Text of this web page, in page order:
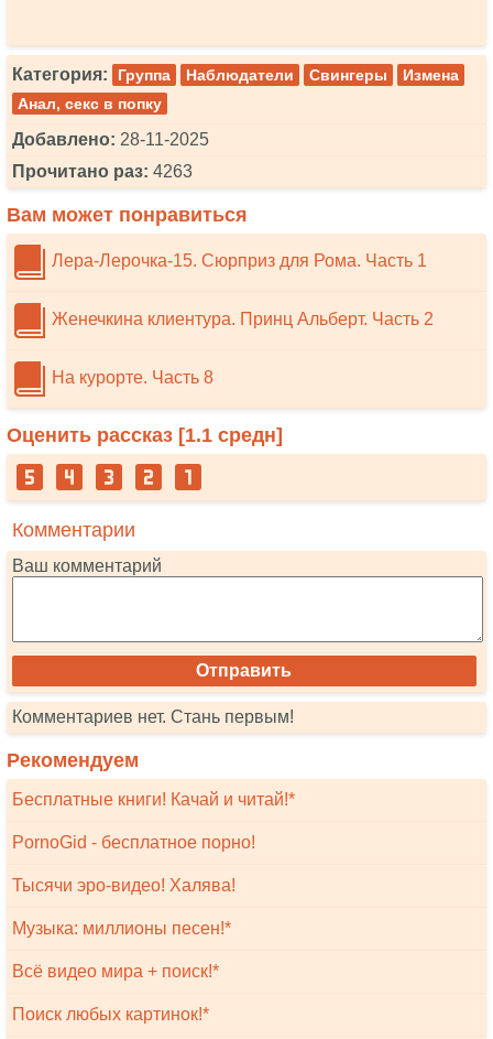
Категория: Группа Наблюдатели Свингеры
Измена
Анал, секс в попку
Добавлено: 28-11-2025
Прочитано раз: 4263
Вам может понравиться
Лера-Лерочка-15. Сюрприз для Рома. Часть 1
Женечкина клиентура. Принц Альберт. Часть 2
На курорте. Часть 8
Оценить рассказ [1.1 средн]
Комментарии
Ваш комментарий
Комментариев нет. Стань первым!
Рекомендуем
Бесплатные книги! Качай и читай!*
PornoGid - бесплатное порно!
Тысячи эро-видео! Халява!
Музыка: миллионы песен!*
Всё видео мира + поиск!*
Поиск любых картинок!*